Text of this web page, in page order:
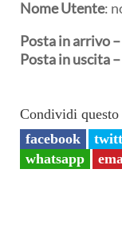
Nome Utente:
Posta in arrivo –
Posta in uscita –
Condividi
facebook
whatsapp